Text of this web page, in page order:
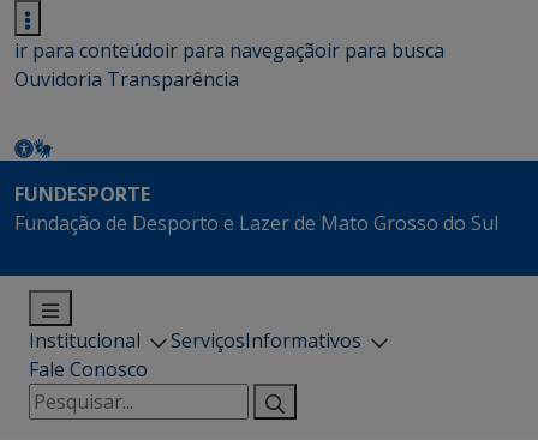
ir para conteúdoir para navegaçãoir para busca
Ouvidoria Transparência
FUNDESPORTE
Fundação de Desporto e Lazer de Mato Grosso do Sul
Institucional ServiçosInformativos
Fale Conosco
Pesquisar
por: